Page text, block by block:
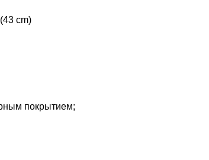
cm)
покрытием;